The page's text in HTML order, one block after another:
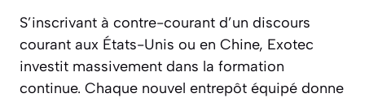
S’inscrivant à contre-courant d’un discours
courant aux États-Unis ou en Chine, Exotec
investit massivement dans la formation
continue. Chaque nouvel entrepôt équipé donne